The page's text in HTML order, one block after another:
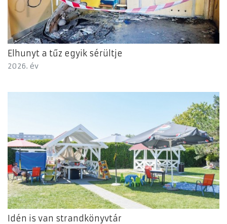
Elhunyt a tűz egyik sérültje
2026. év
Idén is van strandkönyvtár